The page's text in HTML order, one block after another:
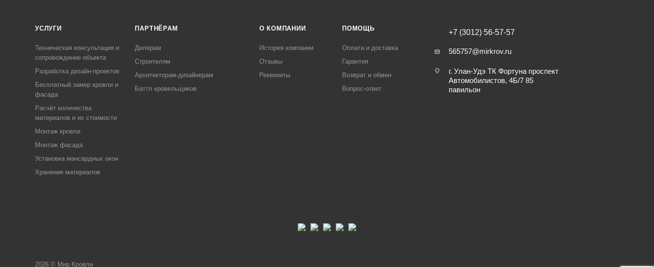
УСЛУГИ
Техническая консультация и
сопровождение объекта
Разработка дизайн-проектов
Бесплатный замер кровли и
фасада
Расчёт количества
материалов и их стоимости
Монтаж кровли
Монтаж фасада
Установка мансардных окон
Хранение материалов
ПАРТНЁРАМ
Дилерам
Строителям
Архитекторам-дизайнерам
Баттл кровельщиков
О КОМПАНИИ
История компании
Отзывы
Реквизиты
ПОМОЩЬ
Оплата и доставка
Гарантия
Возврат и обмен
Вопрос-ответ
+7 (3012) 56-57-57
565757@mirkrov.ru
г. Улан-Удэ ​ТК Фортуна​ проспект
Автомобилистов, 4Б/7 ​85
павильон
2026 © Мир Кровли